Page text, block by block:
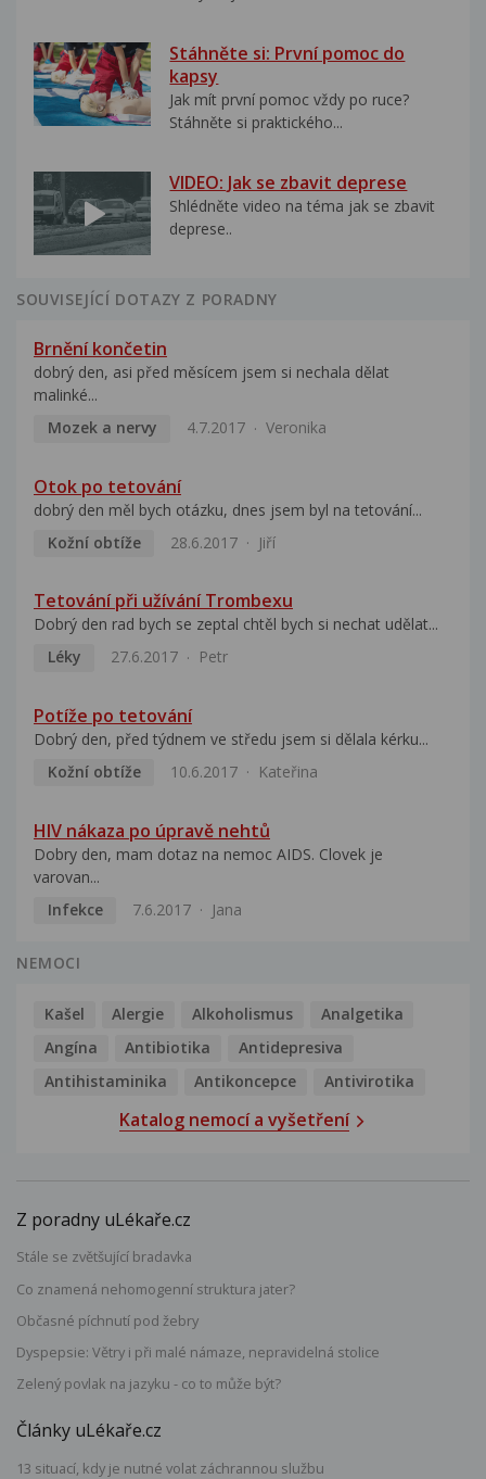
Stáhněte si: První pomoc do
kapsy
Jak mít první pomoc vždy po ruce?
Stáhněte si praktického...
VIDEO: Jak se zbavit deprese
Shlédněte video na téma jak se zbavit
deprese..
SOUVISEJÍCÍ DOTAZY Z PORADNY
Brnění končetin
dobrý den, asi před měsícem jsem si nechala dělat
malinké...
Mozek a nervy
4.7.2017 Veronika
Otok po tetování
dobrý den měl bych otázku, dnes jsem byl na tetování...
Kožní obtíže
28.6.2017 Jiří
Tetování při užívání Trombexu
Dobrý den rad bych se zeptal chtěl bych si nechat udělat...
Léky
27.6.2017 Petr
Potíže po tetování
Dobrý den, před týdnem ve středu jsem si dělala kérku...
Kožní obtíže
10.6.2017 Kateřina
HIV nákaza po úpravě nehtů
Dobry den, mam dotaz na nemoc AIDS. Clovek je
varovan...
Infekce
7.6.2017 Jana
NEMOCI
Kašel Alergie Alkoholismus
Analgetika
Angína
Antibiotika
Antidepresiva
Antihistaminika
Antikoncepce Antivirotika
Katalog nemocí a vyšetření
Z poradny uLékaře.cz
Stále se zvětšující bradavka
Co znamená nehomogenní struktura jater?
Občasné píchnutí pod žebry
Dyspepsie: Větry i při malé námaze, nepravidelná stolice
Zelený povlak na jazyku - co to může být?
Články uLékaře.cz
13 situací, kdy je nutné volat záchrannou službu